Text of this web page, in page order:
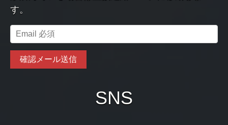
す。
SNS